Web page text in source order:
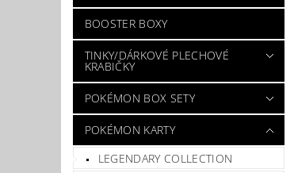
BOOSTER BOXY
TINKY/DÁRKOVÉ PLECHOVÉ
KRABIČKY
POKÉMON BOX SETY
POKÉMON KARTY
LEGENDARY COLLECTION